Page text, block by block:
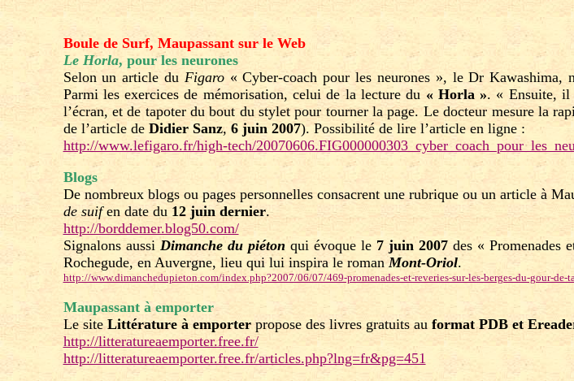
Boule de Surf, Maupassant sur le Web
Le Horla, pour les neurones
Selon un article du Figaro« Cyber-coach pour les neurones », le Dr Kawashima,
Parmi les exercices de mémorisation, celui de la lecture du « Horla ». « Ensuite, il
l’écran, et de tapoter du bout du stylet pour tourner la page. Le docteur mesure la
de l’article de Didier Sanz, 6 juin 2007). Possibilité de lire l’article en ligne :
http://www.lefigaro.fr/high-tech/
Blogs
De nombreux blogs ou pages personnelles consacrent une rubrique ou un article à
de suifen date du 12 juin dernier.
http://borddemer.blog50.com/
Signalons aussi Dimanche du piéton qui évoque le 7 juin 2007des « Promenades
Rochegude, en Auvergne, lieu qui lui inspira le romanMont-Oriol.
http://www.dimanchedupieton.com/index.php?2007/06/07/469-promenades-et-reveries-sur-les-berges-du-gour-de-
Maupassant à emporter
Le siteLittérature à emporterpropose des livres gratuits au format PDB et
http://litteratureaemporter.free.fr/
http://litteratureaemporter.free.fr/articles.php?lng=fr&pg=451